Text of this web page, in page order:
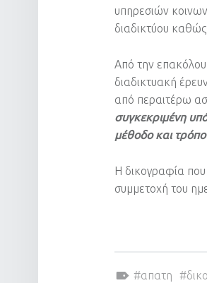
υπηρεσιών
διαδικτύου
Από την
διαδικτυακή
από περαιτέρω
συγκεκριμένη
μέθοδο και
Η δικογραφία
συμμετοχή του
απατη